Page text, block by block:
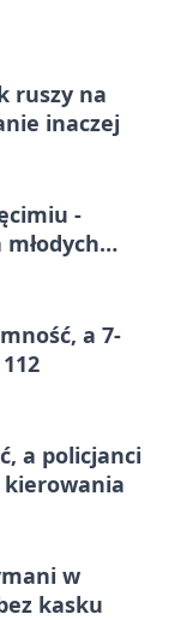
ruszy na
inaczej
-
a 7-
a policjanci
kierowania
w
kasku